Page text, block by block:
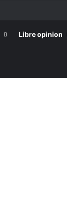
Libre opinion